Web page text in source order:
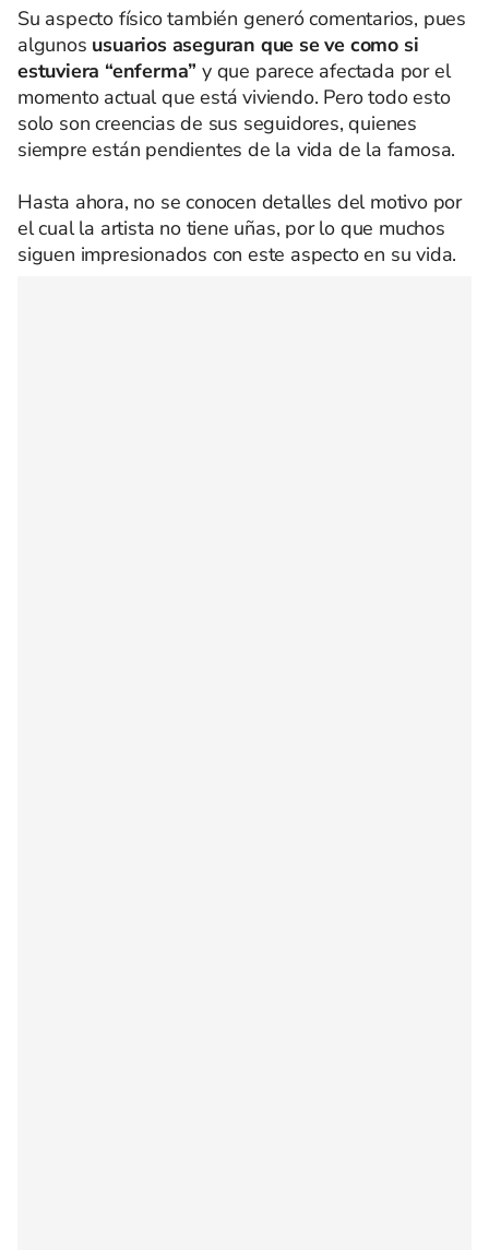
Su aspecto físico también generó comentarios, pues
algunos usuarios aseguran que se ve como si
estuviera “enferma” y que parece afectada por el
momento actual que está viviendo. Pero todo esto
solo son creencias de sus seguidores, quienes
siempre están pendientes de la vida de la famosa.
Hasta ahora, no se conocen detalles del motivo por
el cual la artista no tiene uñas, por lo que muchos
siguen impresionados con este aspecto en su vida.